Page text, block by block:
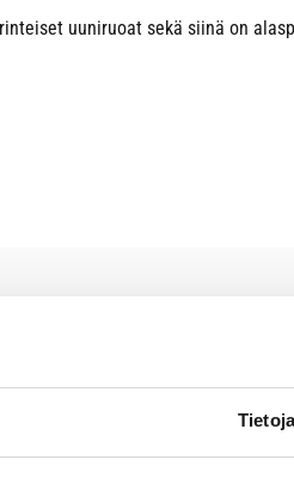
Tietoja
uuniruoat sekä siinä on